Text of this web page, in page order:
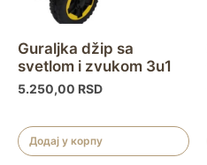
Guraljka džip sa
svetlom i zvukom 3u1
5.250,00 RSD
Додај у корпу